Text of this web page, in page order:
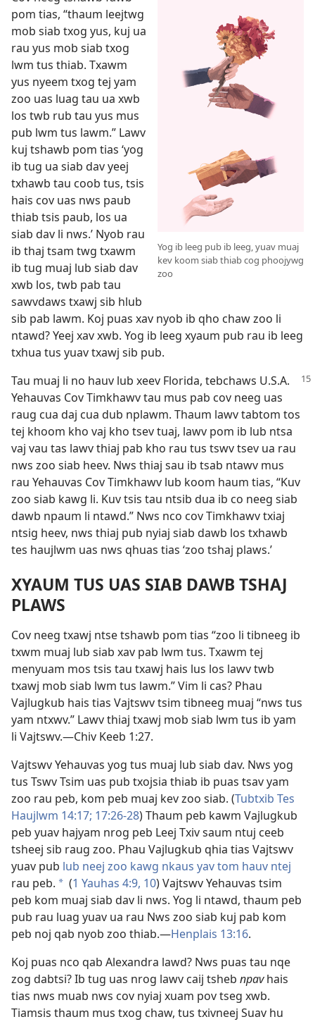
Yog ib leeg pub ib leeg, yuav muaj
kev koom siab thiab cog phoojywg
zoo
pom tias, “thaum leejtwg
mob siab txog yus, kuj ua
rau yus mob siab txog
lwm tus thiab. Txawm
yus nyeem txog tej yam
zoo uas luag tau ua xwb
los twb rub tau yus mus
pub lwm tus lawm.” Lawv
kuj tshawb pom tias ‘yog
ib tug ua siab dav yeej
txhawb tau coob tus, tsis
hais cov uas nws paub
thiab tsis paub, los ua
siab dav li nws.’ Nyob rau
ib thaj tsam twg txawm
ib tug muaj lub siab dav
xwb los, twb pab tau
sawvdaws txawj sib hlub
sib pab lawm. Koj puas xav nyob ib qho chaw zoo li
ntawd? Yeej xav xwb. Yog ib leeg xyaum pub rau ib leeg
txhua tus yuav txawj sib pub.
Tau muaj li no hauv lub xeev Florida, tebchaws U.S.A.
Yehauvas Cov Timkhawv tau mus pab cov neeg uas
raug cua daj cua dub nplawm. Thaum lawv tabtom tos
tej khoom kho vaj kho tsev tuaj, lawv pom ib lub ntsa
vaj vau tas lawv thiaj pab kho rau tus tswv tsev ua rau
nws zoo siab heev. Nws thiaj sau ib tsab ntawv mus
rau Yehauvas Cov Timkhawv lub koom haum tias, “Kuv
zoo siab kawg li. Kuv tsis tau ntsib dua ib co neeg siab
dawb npaum li ntawd.” Nws nco cov Timkhawv txiaj
ntsig heev, nws thiaj pub nyiaj siab dawb los txhawb
tes haujlwm uas nws qhuas tias ‘zoo tshaj plaws.’
XYAUM TUS UAS SIAB DAWB TSHAJ
PLAWS
Cov neeg txawj ntse tshawb pom tias “zoo li tibneeg ib
txwm muaj lub siab xav pab lwm tus. Txawm tej
menyuam mos tsis tau txawj hais lus los lawv twb
txawj mob siab lwm tus lawm.” Vim li cas? Phau
Vajlugkub hais tias Vajtswv tsim tibneeg muaj “nws tus
yam ntxwv.” Lawv thiaj txawj mob siab lwm tus ib yam
li Vajtswv.​—Chiv Keeb 1:27.
Vajtswv Yehauvas yog tus muaj lub siab dav. Nws yog
tus Tswv Tsim uas pub txojsia thiab ib puas tsav yam
zoo rau peb, kom peb muaj kev zoo siab. (Tubtxib Tes
Haujlwm 14:17; 17:26-28) Thaum peb kawm Vajlugkub
peb yuav hajyam nrog peb Leej Txiv saum ntuj ceeb
tsheej sib raug zoo. Phau Vajlugkub qhia tias Vajtswv
yuav pub lub neej zoo kawg nkaus yav tom hauv ntej
rau peb. a (1 Yauhas 4:9, 10) Vajtswv Yehauvas tsim
peb kom muaj siab dav li nws. Yog li ntawd, thaum peb
pub rau luag yuav ua rau Nws zoo siab kuj pab kom
peb noj qab nyob zoo thiab.​—Henplais 13:16.
Koj puas nco qab Alexandra lawd? Nws puas tau nqe
zog dabtsi? Ib tug uas nrog lawv caij tsheb npavhais
tias nws muab nws cov nyiaj xuam pov tseg xwb.
Tiamsis thaum mus txog chaw, tus txivneej Suav hu